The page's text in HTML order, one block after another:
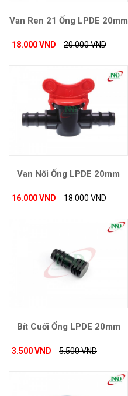
Van Ren 21 Ống LPDE 20mm
18.000 VND 20.000 VND
Van Nối Ống LPDE 20mm
16.000 VND 18.000 VND
Bít Cuối Ống LPDE 20mm
3.500 VND 5.500 VND